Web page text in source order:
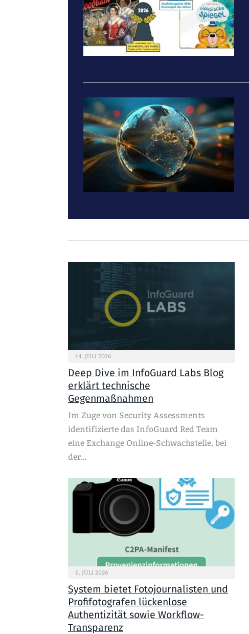
14. JULI 2026
Deep Dive im InfoGuard Labs Blog
erklärt technische
Gegenmaßnahmen
Im Zuge von Security Assessments
identifizierte das InfoGuard Red Team
eine Exchange Online-Schwachstelle, bei
der…
6. JULI 2026
System bietet Fotojournalisten und
Profifotografen lückenlose
Authentizität sowie Workflow-
Transparenz